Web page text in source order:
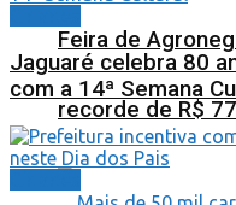
Feira de
recorde de R$
Jaguaré celebra 80
com a 14ª Semana